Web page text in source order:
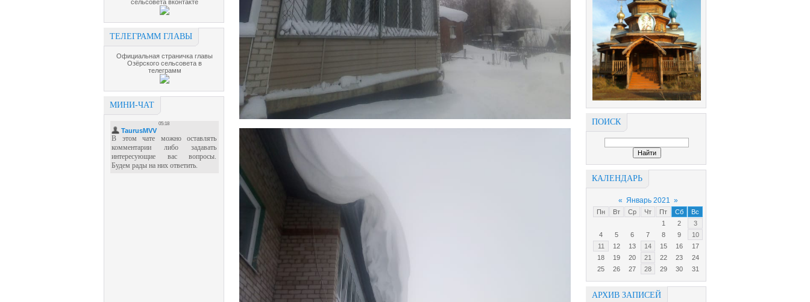
сельсовета вконтакте
ТЕЛЕГРАММ ГЛАВЫ
Официальная страничка главы
Озёрского сельсовета в
телеграмм
МИНИ-ЧАТ
ПОИСК
КАЛЕНДАРЬ
« Январь 2021 »
Пн Вт Ср Чт Пт Сб
Вс
1
2
3
4
5 6 7 8 9
10
11
12 13 14 15 16
17
18
19 20 21 22 23
24
25
26 27 28 29 30 31
АРХИВ ЗАПИСЕЙ